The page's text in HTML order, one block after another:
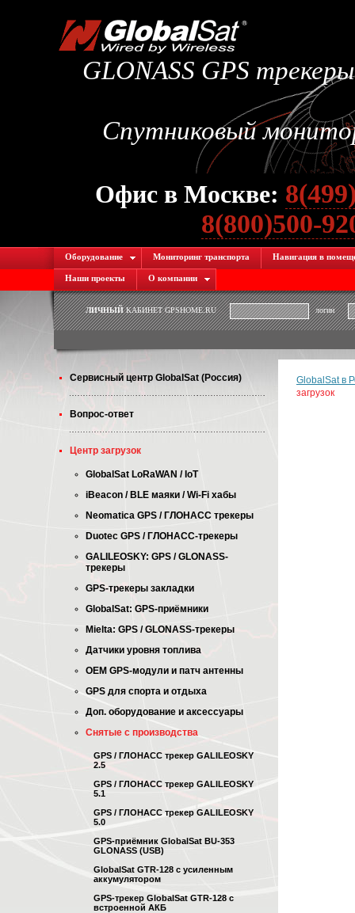
GLONASS GPS
Спутниковый
Офис в Москве:
8(800)500-
Оборудование Мониторинг транспорта Навигация в
Наши проекты О компании
ЛИЧНЫЙКАБИНЕТ GPSHOME.RU логин
Cервисный центр GlobalSat (Россия)
Вопрос-ответ
Центр загрузок
GlobalSat LoRaWAN / IoT
iBeacon / BLE маяки / Wi-Fi хабы
Neomatica GPS / ГЛОНАСС трекеры
Duotec GPS / ГЛОНАСС-трекеры
GALILEOSKY: GPS / GLONASS-
трекеры
GPS-трекеры закладки
GlobalSat: GPS-приёмники
Mielta: GPS / GLONASS-трекеры
Датчики уровня топлива
OEM GPS-модули и патч антенны
GPS для спорта и отдыха
Доп. оборудование и аксессуары
Снятые с производства
GPS / ГЛОНАСС трекер GALILEOSKY
2.5
GPS / ГЛОНАСС трекер GALILEOSKY
5.1
GPS / ГЛОНАСС трекер GALILEOSKY
5.0
GPS-приёмник GlobalSat BU-353
GLONASS (USB)
GlobalSat GTR-128 с усиленным
аккумулятором
GPS-трекер GlobalSat GTR-128 с
встроенной АКБ
GlobalSat в
загрузок